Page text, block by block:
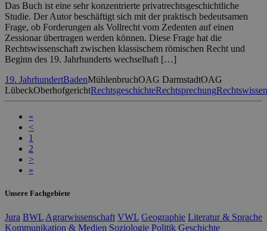
Das Buch ist eine sehr konzentrierte privatrechtsgeschichtliche
Studie. Der Autor beschäftigt sich mit der praktisch bedeutsamen
Frage, ob Forderungen als Vollrecht vom Zedenten auf einen
Zessionar übertragen werden können. Diese Frage hat die
Rechtswissenschaft zwischen klassischem römischen Recht und
Beginn des 19. Jahrhunderts wechselhaft […]
19. JahrhundertBadenMühlenbruchOAG DarmstadtOAG
LübeckOberhofgerichtRechtsgeschichteRechtsprechung
«
<
1
2
>
»
Unsere Fachgebiete
Jura BWL Agrarwissenschaft VWL Geographie Literatur & Sprache
Kommunikation & Medien Soziologie Politik Geschichte